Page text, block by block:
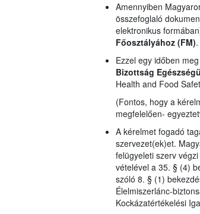
Amennyiben
összefoglaló
elektronikus
Főosztályához (FM).
Ezzel egy időben
Bizottság
Health and Food
(Fontos, hogy a
megfelelően-
A kérelmet fogadó
szervezet(ek)et.
felügyeleti szerv
vételével a 35. § (4)
szóló 8. § (1)
Élelmiszerlánc-
Kockázatértékelési